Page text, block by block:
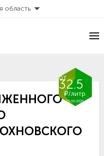
область
от
32.5
₽/литр
05.08.2026